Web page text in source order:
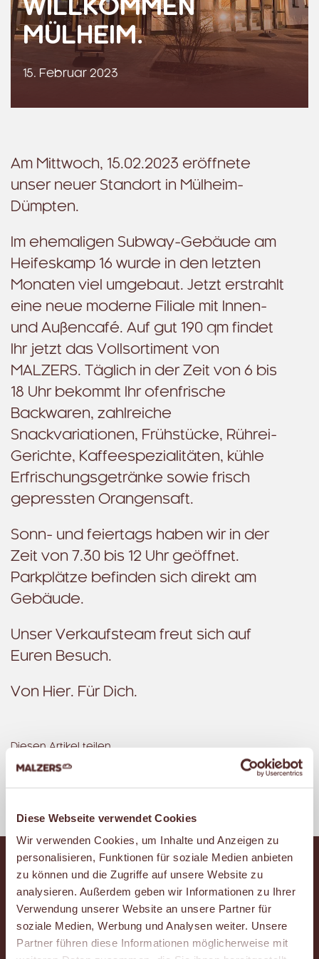
Diese Webseite verwendet Cookies
Wir verwenden Cookies, um Inhalte und Anzeigen zu
personalisieren, Funktionen für soziale Medien anbieten
zu können und die Zugriffe auf unsere Website zu
analysieren. Außerdem geben wir Informationen zu Ihrer
Verwendung unserer Website an unsere Partner für
soziale Medien, Werbung und Analysen weiter. Unsere
Partner führen diese Informationen möglicherweise mit
WILLKOMMEN
MÜLHEIM.
15. Februar 2023
Am Mittwoch, 15.02.2023 eröffnete
unser neuer Standort in Mülheim-
Dümpten.
Im ehemaligen Subway-Gebäude am
Heifeskamp 16 wurde in den letzten
Monaten viel umgebaut. Jetzt erstrahlt
eine neue moderne Filiale mit Innen-
und Außencafé. Auf gut 190 qm findet
Ihr jetzt das Vollsortiment von
MALZERS. Täglich in der Zeit von 6 bis
18 Uhr bekommt Ihr ofenfrische
Backwaren, zahlreiche
Snackvariationen, Frühstücke, Rührei-
Gerichte, Kaffeespezialitäten, kühle
Erfrischungsgetränke sowie frisch
gepressten Orangensaft.
Sonn- und feiertags haben wir in der
Zeit von 7.30 bis 12 Uhr geöffnet.
Parkplätze befinden sich direkt am
Gebäude.
Unser Verkaufsteam freut sich auf
Euren Besuch.
Von Hier. Für Dich.
Diesen Artikel teilen
InstagramFacebookYouTube